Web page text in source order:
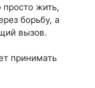
жить,
борьбу, а
вызов.
принимать